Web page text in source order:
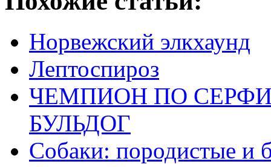
Норвежский элкхаунд
Лептоспироз
ЧЕМПИОН ПО
БУЛЬДОГ
Собаки: породистые и